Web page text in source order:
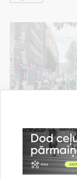
Sešas nedēļas
- Alberta un
gājējiem